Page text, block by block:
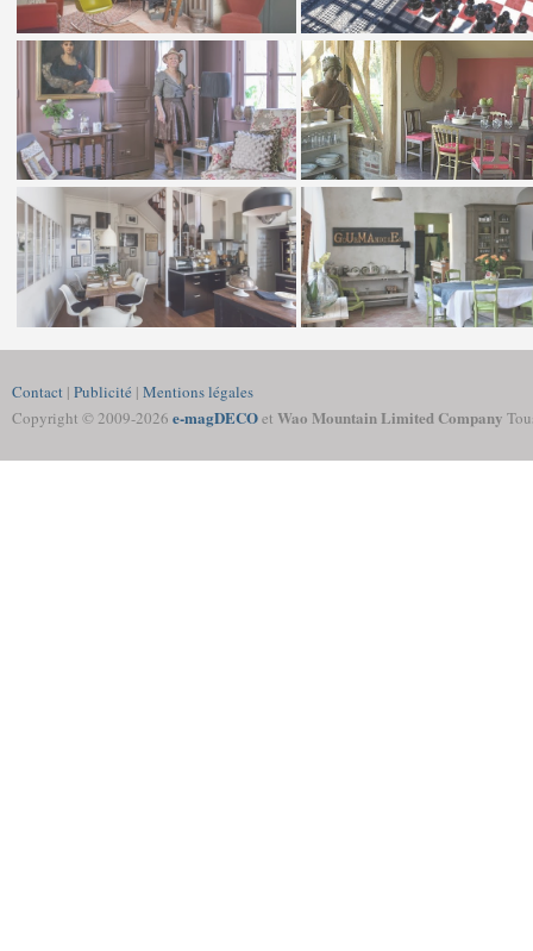
Contact | Publicité | Mentions légales
Copyright © 2009-2026 e-magDECOet Wao Mountain Limited Company